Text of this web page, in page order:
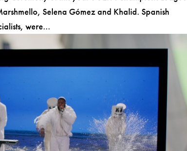
Selena Gómez and Khalid. Spanish
were...